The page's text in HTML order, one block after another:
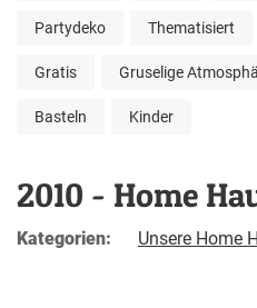
Partydeko Thematisiert
Gratis Gruselige
Basteln Kinder
2010 - Home
Kategorien: Unsere Home